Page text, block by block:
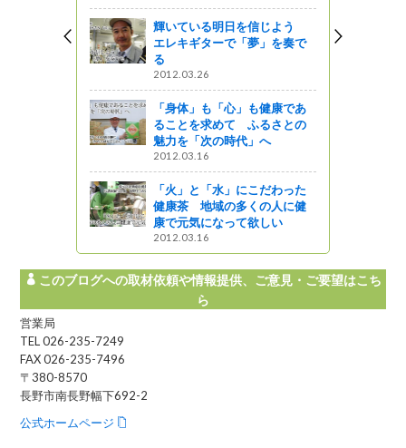
輝いている明日を信じよう
エレキギターで「夢」を奏で
る
2012.03.26
「身体」も「心」も健康であ
ることを求めて ふるさとの
魅力を「次の時代」へ
2012.03.16
「火」と「水」にこだわった
健康茶 地域の多くの人に健
康で元気になって欲しい
2012.03.16
このブログへの取材依頼や情報提供、ご意見・ご要望はこち
ら
営業局
TEL 026-235-7249
FAX 026-235-7496
〒380-8570
長野市南長野幅下692-2
公式ホームページ